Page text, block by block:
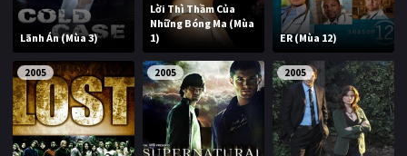
Lãnh Án (Mùa 3)
Lời Thì Thầm Của
Những Bóng Ma (Mùa
1)
ER (Mùa 12)
2005 2005 2005